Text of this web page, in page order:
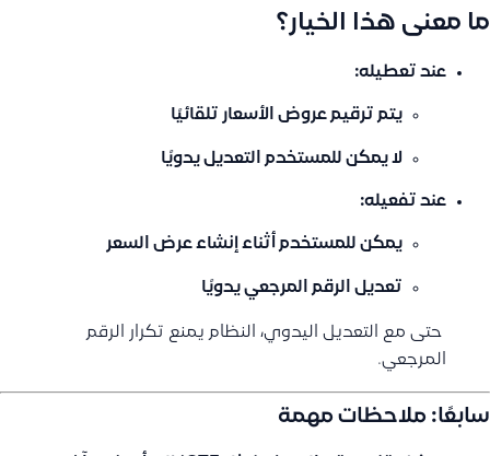
ما معنى هذا الخيار؟
عند تعطيله:
يتم ترقيم عروض الأسعار تلقائيًا
لا يمكن للمستخدم التعديل يدويًا
عند تفعيله:
يمكن للمستخدم أثناء إنشاء عرض السعر
تعديل الرقم المرجعي يدويًا
️ حتى مع التعديل اليدوي، النظام يمنع تكرار الرقم
المرجعي.
سابعًا: ملاحظات مهمة